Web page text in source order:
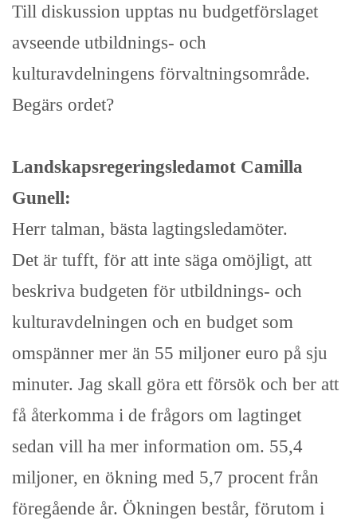
Till diskussion upptas nu budgetförslaget
avseende utbildnings- och
kulturavdelningens förvaltningsområde.
Begärs ordet?
Landskapsregeringsledamot Camilla
Gunell:
Herr talman, bästa lagtingsledamöter.
Det är tufft, för att inte säga omöjligt, att
beskriva budgeten för utbildnings- och
kulturavdelningen och en budget som
omspänner mer än 55 miljoner euro på sju
minuter. Jag skall göra ett försök och ber att
få återkomma i de frågors om lagtinget
sedan vill ha mer information om. 55,4
miljoner, en ökning med 5,7 procent från
föregående år. Ökningen består, förutom i